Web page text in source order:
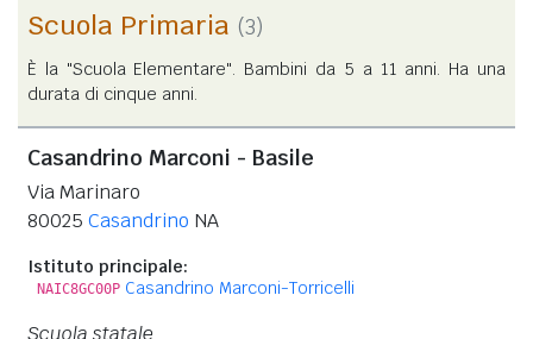
Scuola Primaria (3)
È la "Scuola Elementare". Bambini da 5 a 11 anni. Ha una
durata di cinque anni.
Casandrino Marconi - Basile
Via Marinaro
80025 Casandrino NA
Istituto principale:
NAIC8GC00P Casandrino Marconi-Torricelli
Scuola statale